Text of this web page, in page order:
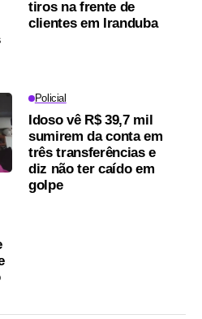
tiros na frente de
clientes em Iranduba
Policial
Idoso vê R$ 39,7 mil
sumirem da conta em
três transferências e
diz não ter caído em
golpe